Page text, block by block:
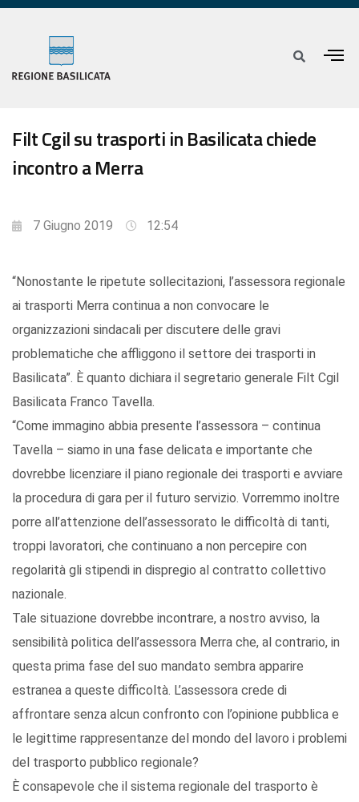
Filt Cgil su trasporti in Basilicata chiede
incontro a Merra
7 Giugno 2019 12:54
“Nonostante le ripetute sollecitazioni, l’assessora regionale
ai trasporti Merra continua a non convocare le
organizzazioni sindacali per discutere delle gravi
problematiche che affliggono il settore dei trasporti in
Basilicata”. È quanto dichiara il segretario generale Filt Cgil
Basilicata Franco Tavella.
“Come immagino abbia presente l’assessora – continua
Tavella – siamo in una fase delicata e importante che
dovrebbe licenziare il piano regionale dei trasporti e avviare
la procedura di gara per il futuro servizio. Vorremmo inoltre
porre all’attenzione dell’assessorato le difficoltà di tanti,
troppi lavoratori, che continuano a non percepire con
regolarità gli stipendi in dispregio al contratto collettivo
nazionale.
Tale situazione dovrebbe incontrare, a nostro avviso, la
sensibilità politica dell’assessora Merra che, al contrario, in
questa prima fase del suo mandato sembra apparire
estranea a queste difficoltà. L’assessora crede di
affrontare senza alcun confronto con l’opinione pubblica e
le legittime rappresentanze del mondo del lavoro i problemi
del trasporto pubblico regionale?
È consapevole che il sistema regionale del trasporto è